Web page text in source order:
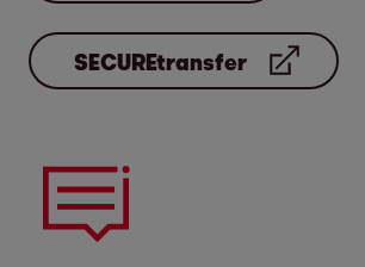
SECUREtransfer